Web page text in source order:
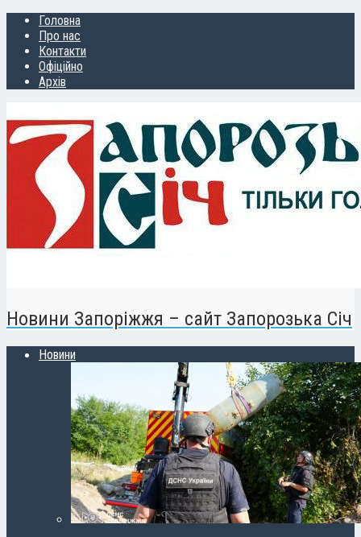
Головна
Про нас
Контакти
Офіційно
Архів
Новини Запоріжжя – сайт Запорозька Січ
Новини